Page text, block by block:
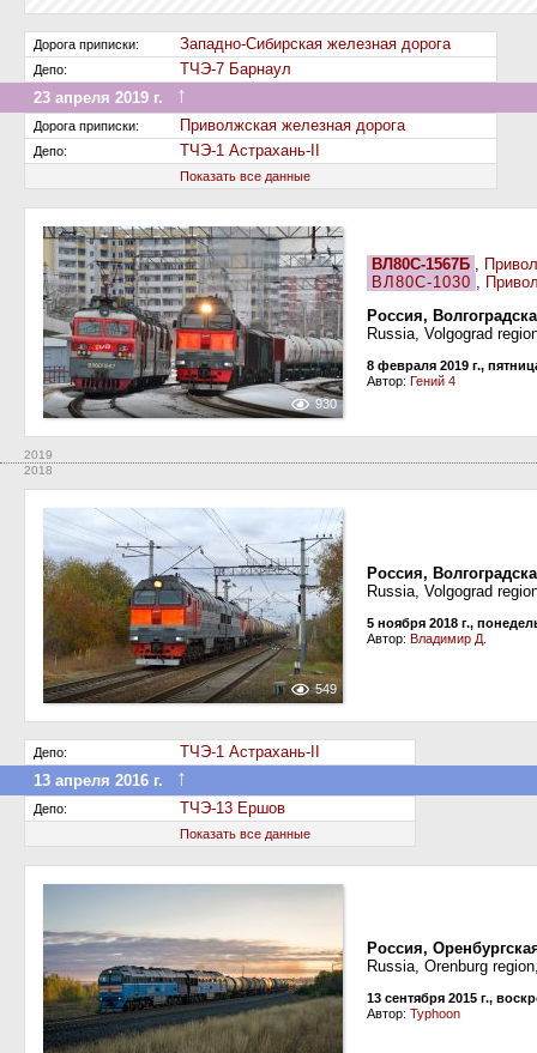
Дорога приписки: Западно-Сибирская железная дорога
Депо:
ТЧЭ-7 Барнаул
23 апреля 2019 г.
↑
Дорога приписки: Приволжская железная дорога
Депо: ТЧЭ-1 Астрахань-II
Показать все данные
930
ВЛ80С-1567Б ,
ВЛ80С-1030 ,
Россия,
Russia, Volgograd
8 февраля 2019 г.,
Автор: Гений 4
2019
2018
549
Россия,
Russia, Volgograd
5 ноября 2018 г.,
Автор: Владимир Д.
Депо:
ТЧЭ-1 Астрахань-II
13 апреля 2016 г.
↑
Депо: ТЧЭ-13 Ершов
Показать все данные
Россия,
Russia, Orenburg
13 сентября 2015 г.,
Автор: Typhoon